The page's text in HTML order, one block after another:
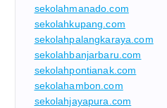
sekolahmanado.com
sekolahkupang.com
sekolahpalangkaraya.com
sekolahbanjarbaru.com
sekolahpontianak.com
sekolahambon.com
sekolahjayapura.com